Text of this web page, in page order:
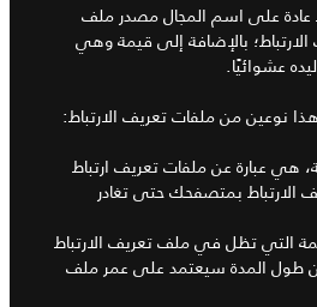
عادة على اسم المجال مصدر ملف
بالإضافة إلى قيمة وهي
عشوائيًا.
نوعين من ملفات تعريف الارتباط:
هي عبارة عن ملفات تعريف ارتباط
بمتصفحك حتى تغادر
التي تظل في ملف تعريف الارتباط
طول المدة سيعتمد على عمر ملف